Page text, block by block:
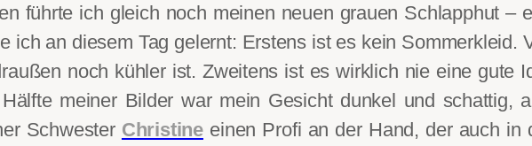
führte ich gleich noch meinen neuen grauen Schlapphut –
ich an diesem Tag gelernt: Erstens ist es kein Sommerkleid.
noch kühler ist. Zweitens ist es wirklich nie eine gute
meiner Bilder war mein Gesicht dunkel und schattig,
Schwester Christineeinen Profi an der Hand, der auch in